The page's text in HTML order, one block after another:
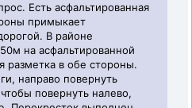
Есть асфальтированная
примыкает
В районе
на асфальтированной
разметка в обе стороны.
направо повернуть
повернуть налево,